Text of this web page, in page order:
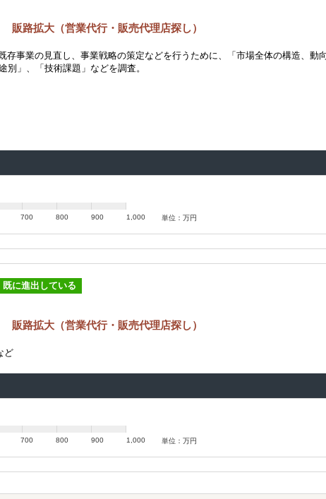
販路拡大（営業代行・販売代理店探し）
事業の見直し、事業戦略の策定などを行うために、「市場全体の構造、動
別」、「技術課題」などを調査。
700 800 900 1,000 単位：万円
既に進出している
販路拡大（営業代行・販売代理店探し）
ど
700 800 900 1,000 単位：万円